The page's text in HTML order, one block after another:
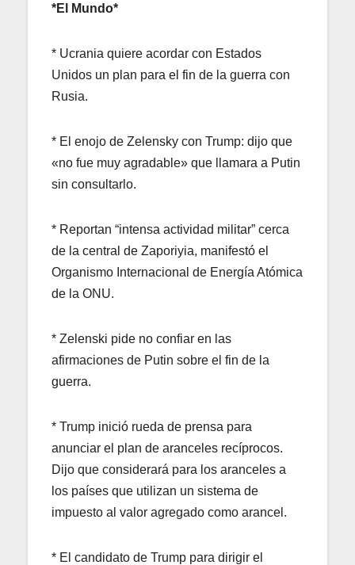
*El Mundo*
* Ucrania quiere acordar con Estados
Unidos un plan para el fin de la guerra con
Rusia.
* El enojo de Zelensky con Trump: dijo que
«no fue muy agradable» que llamara a Putin
sin consultarlo.
* Reportan “intensa actividad militar” cerca
de la central de Zaporiyia, manifestó el
Organismo Internacional de Energía Atómica
de la ONU.
* Zelenski pide no confiar en las
afirmaciones de Putin sobre el fin de la
guerra.
* Trump inició rueda de prensa para
anunciar el plan de aranceles recíprocos.
Dijo que considerará para los aranceles a
los países que utilizan un sistema de
impuesto al valor agregado como arancel.
* El candidato de Trump para dirigir el